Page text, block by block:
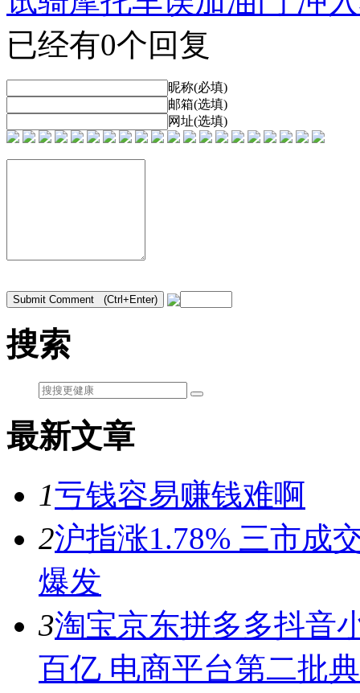
已经有0个回复
昵称(必填)
邮箱(选填)
网址(选填)
搜索
最新文章
1亏钱容易赚钱难啊
2沪指涨1.78% 三市成
爆发
3淘宝京东拼多多抖音
百亿 电商平台第二批